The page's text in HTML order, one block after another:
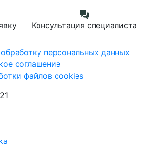
Консультация специалиста
персональных данных
соглашение
файлов cookies